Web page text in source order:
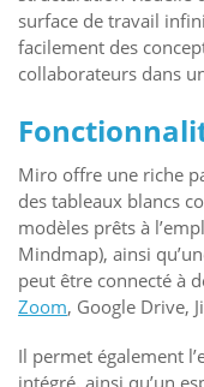
surface de travail
facilement des
collaborateurs dans
Miro offre une riche
des tableaux blancs
modèles prêts à
Mindmap), ainsi
peut être connecté à
Zoom, Google Drive,
Il permet également
intégré, ainsi qu’un